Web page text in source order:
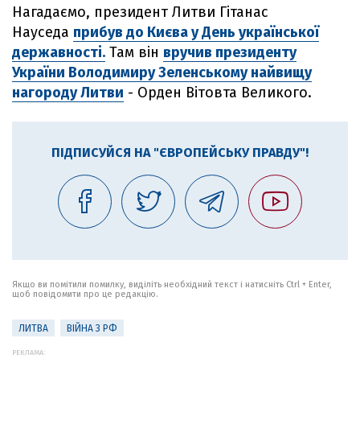
Нагадаємо, президент Литви Гітанас
Науседа прибув до Києва у День української
державності. Там він вручив президенту
України Володимиру Зеленському найвищу
нагороду Литви - Орден Вітовта Великого.
ПІДПИСУЙСЯ НА "ЄВРОПЕЙСЬКУ ПРАВДУ"!
Якщо ви помітили помилку, виділіть необхідний текст і натисніть Ctrl + Enter,
щоб повідомити про це редакцію.
ЛИТВА ВІЙНА З РФ
РЕКЛАМА: